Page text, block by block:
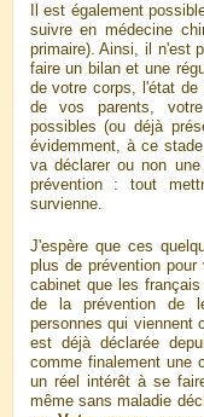
Il est également
suivre en médecine
primaire). Ainsi, il n'est
faire un bilan et une
de votre corps, l'état
de vos parents,
possibles (ou déjà
évidemment, à ce
va déclarer ou non
prévention : tout
survienne.
J'espère que ces
plus de prévention pour
cabinet que les
de la prévention de
personnes qui viennent
est déjà déclarée
comme finalement une
un réel intérêt à se
même sans maladie